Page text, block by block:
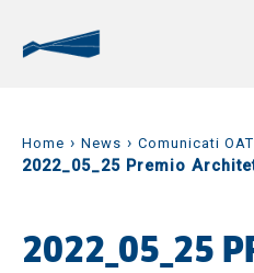
Home › News › Comunicati OAT
2022_05_25 Premio
2022_05_25